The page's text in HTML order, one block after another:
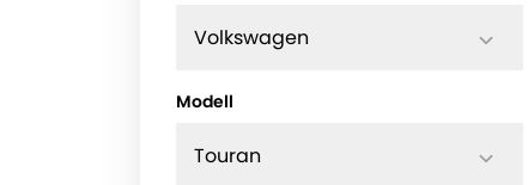
Volkswagen
Modell
Touran